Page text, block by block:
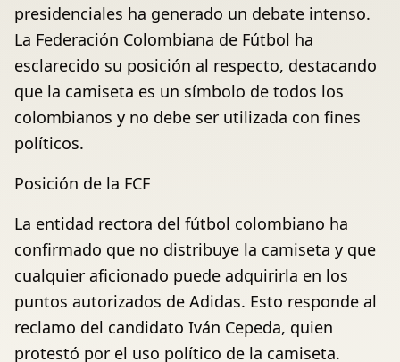
presidenciales ha generado un debate intenso.
La Federación Colombiana de Fútbol ha
esclarecido su posición al respecto, destacando
que la camiseta es un símbolo de todos los
colombianos y no debe ser utilizada con fines
políticos.
Posición de la FCF
La entidad rectora del fútbol colombiano ha
confirmado que no distribuye la camiseta y que
cualquier aficionado puede adquirirla en los
puntos autorizados de Adidas. Esto responde al
reclamo del candidato Iván Cepeda, quien
protestó por el uso político de la camiseta.